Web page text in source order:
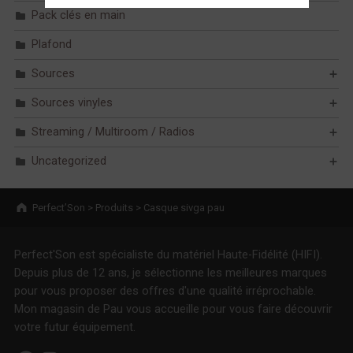
Pack clés en main
Plafond
Sources
Sources vinyles
Streaming / Multiroom / Radios
Uncategorized
Breadcrumbs navigation
Perfect’Son > Produits > Casque sivga pau
Perfect'Son est spécialiste du matériel Haute-Fidélité (HIFI).
Depuis plus de 12 ans, je sélectionne les meilleures marques
pour vous proposer des offres d'une qualité irréprochable.
Mon magasin de Pau vous accueille pour vous faire découvrir
votre futur équipement.